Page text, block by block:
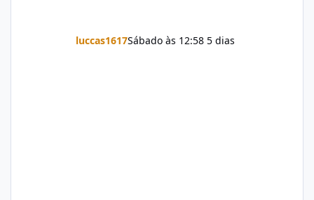
luccas1617Sábado às 12:58 5 dias